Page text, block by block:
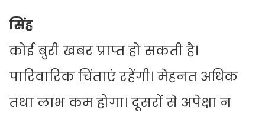
सिंह
कोई बुरी खबर प्राप्त हो सकती है।
पारिवारिक चिंताएं रहेंगी। मेहनत अधिक
तथा लाभ कम होगा। दूसरों से अपेक्षा न